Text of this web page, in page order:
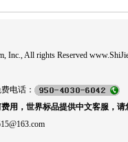
Inc., All rights Reserved
电话：
用，世界标品提供中文客服，请